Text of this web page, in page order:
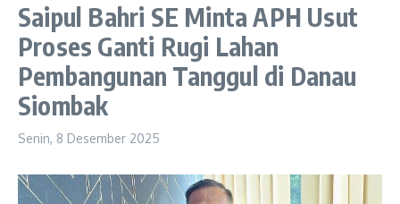
Saipul Bahri SE Minta APH Usut
Proses Ganti Rugi Lahan
Pembangunan Tanggul di Danau
Siombak
Senin, 8 Desember 2025